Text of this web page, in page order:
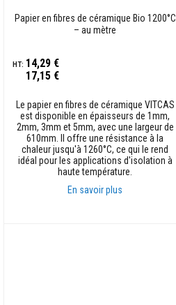
Papier en fibres de céramique Bio 1200°C
– au mètre
17,15 €
14,29 €
Le papier en fibres de céramique VITCAS
est disponible en épaisseurs de 1mm,
2mm, 3mm et 5mm, avec une largeur de
610mm. Il offre une résistance à la
chaleur jusqu'à 1260°C, ce qui le rend
idéal pour les applications d'isolation à
haute température.
En savoir plus